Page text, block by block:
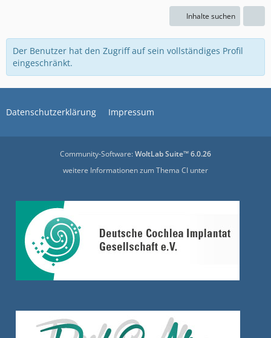
Inhalte suchen
Der Benutzer hat den Zugriff auf sein vollständiges Profil
eingeschränkt.
Datenschutzerklärung Impressum
Community-Software:WoltLab Suite™ 6.0.26
weitere Informationen zum Thema CI unter